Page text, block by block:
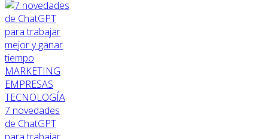
MARKETING
EMPRESAS
TECNOLOGÍA
7 novedades
de ChatGPT